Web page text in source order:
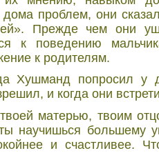
проблем, они
Прежде чем они
к поведению
к родителям.
Хушманд попросил у
и когда они
матерью, твоим
научишься большему
и счастливее.